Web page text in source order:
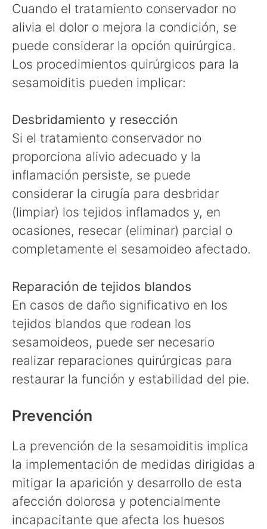
Cuando el tratamiento conservador no
alivia el dolor o mejora la condición, se
puede considerar la opción quirúrgica.
Los procedimientos quirúrgicos para la
sesamoiditis pueden implicar:
Desbridamiento y resección
Si el tratamiento conservador no
proporciona alivio adecuado y la
inflamación persiste, se puede
considerar la cirugía para desbridar
(limpiar) los tejidos inflamados y, en
ocasiones, resecar (eliminar) parcial o
completamente el sesamoideo afectado.
Reparación de tejidos blandos
En casos de daño significativo en los
tejidos blandos que rodean los
sesamoideos, puede ser necesario
realizar reparaciones quirúrgicas para
restaurar la función y estabilidad del pie.
Prevención
La prevención de la sesamoiditis implica
la implementación de medidas dirigidas a
mitigar la aparición y desarrollo de esta
afección dolorosa y potencialmente
incapacitante que afecta los huesos